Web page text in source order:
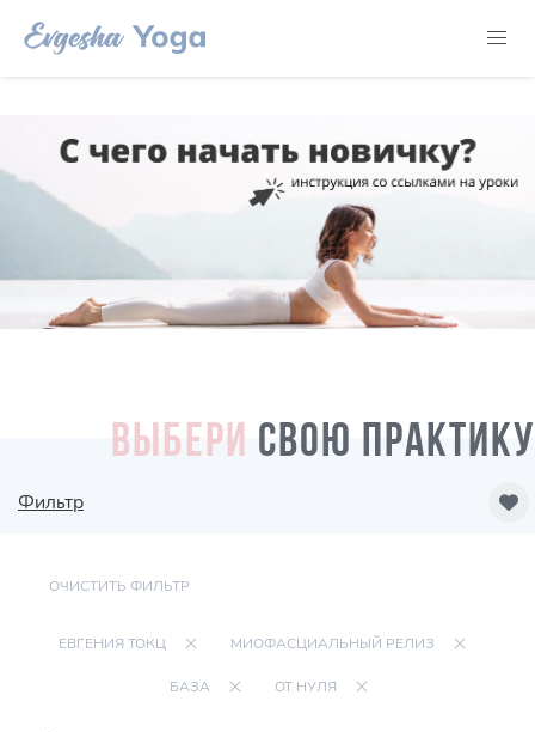
ВЫБЕРИ СВОЮ ПРАКТИКУ
Фильтр
ОЧИСТИТЬ ФИЛЬТР
ЕВГЕНИЯ ТОКЦ МИОФАСЦИАЛЬНЫЙ РЕЛИЗ
БАЗА ОТ НУЛЯ